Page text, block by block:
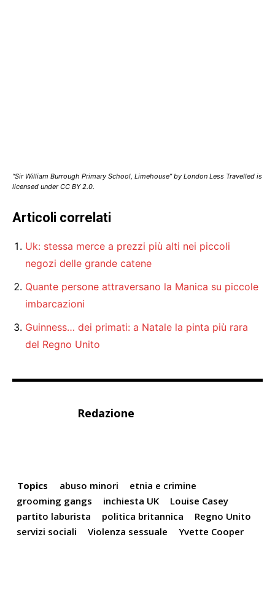
“Sir William Burrough Primary School, Limehouse” by London Less Travelled is
licensed under CC BY 2.0.
Articoli correlati
Uk: stessa merce a prezzi più alti nei piccoli
negozi delle grande catene
Quante persone attraversano la Manica su piccole
imbarcazioni
Guinness… dei primati: a Natale la pinta più rara
del Regno Unito
Redazione
Topics abuso minori
etnia e crimine
grooming gangs
inchiesta UK
Louise Casey
partito laburista
politica britannica
Regno Unito
servizi sociali
Violenza sessuale Yvette Cooper